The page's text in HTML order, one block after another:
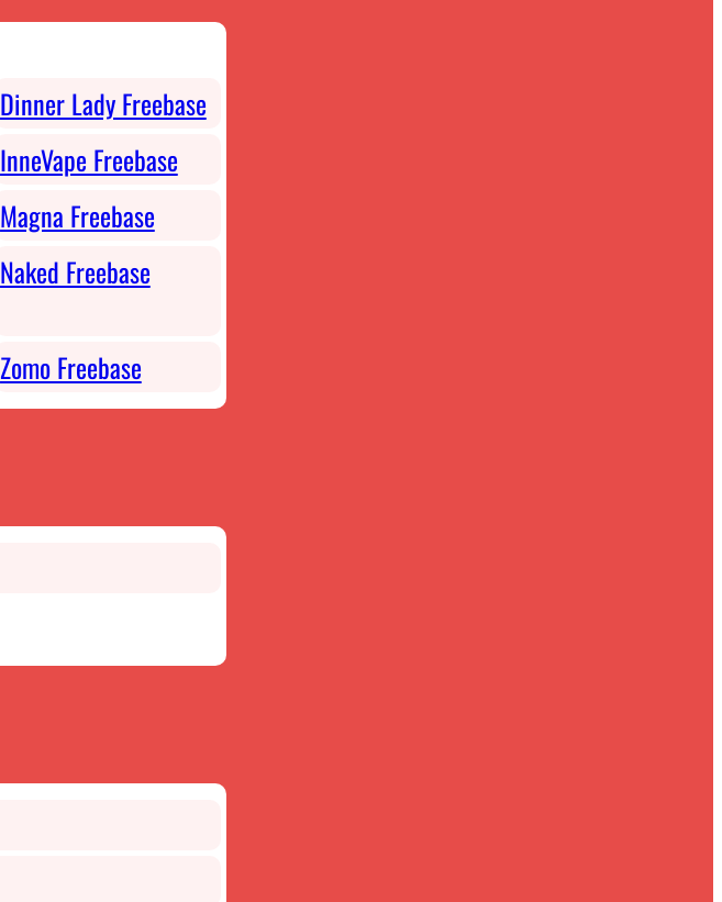
Dinner Lady Freebase
InneVape Freebase
Magna Freebase
Naked Freebase
Zomo Freebase